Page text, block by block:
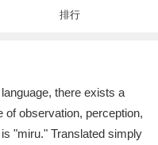
排行
there exists a
observation, perception,
"miru." Translated simply